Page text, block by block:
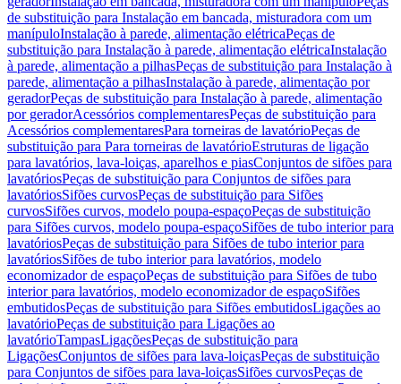
de substituição para Instalação em bancada, misturadora com um
manípuloInstalação à parede, alimentação elétricaPeças de
substituição para Instalação à parede, alimentação elétricaInstalação
à parede, alimentação a pilhasPeças de substituição para Instalação à
parede, alimentação a pilhasInstalação à parede, alimentação por
geradorPeças de substituição para Instalação à parede, alimentação
por geradorAcessórios complementaresPeças de substituição para
Acessórios complementaresPara torneiras de lavatórioPeças de
substituição para Para torneiras de lavatórioEstruturas de ligação
para lavatórios, lava-loiças, aparelhos e piasConjuntos de sifões para
lavatóriosPeças de substituição para Conjuntos de sifões para
lavatóriosSifões curvosPeças de substituição para Sifões
curvosSifões curvos, modelo poupa-espaçoPeças de substituição
para Sifões curvos, modelo poupa-espaçoSifões de tubo interior para
lavatóriosPeças de substituição para Sifões de tubo interior para
lavatóriosSifões de tubo interior para lavatórios, modelo
economizador de espaçoPeças de substituição para Sifões de tubo
interior para lavatórios, modelo economizador de espaçoSifões
embutidosPeças de substituição para Sifões embutidosLigações ao
lavatórioPeças de substituição para Ligações ao
lavatórioTampasLigaçõesPeças de substituição para
LigaçõesConjuntos de sifões para lava-loiçasPeças de substituição
para Conjuntos de sifões para lava-loiçasSifões curvosPeças de